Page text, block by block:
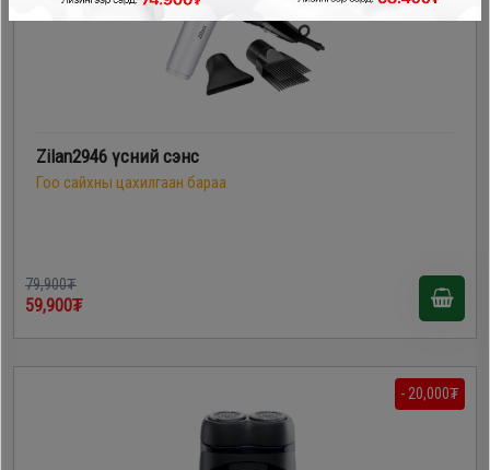
Zilan2946 үсний сэнс
Гоо сайхны цахилгаан бараа
79,900₮
59,900₮
- 20,000₮